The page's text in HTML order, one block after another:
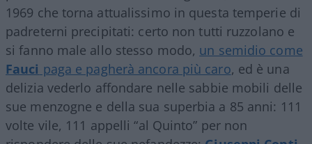
1969 che torna attualissimo in questa temperie di
padreterni precipitati: certo non tutti ruzzolano e
si fanno male allo stesso modo, un semidio come
Fauci paga e pagherà ancora più caro, ed è una
delizia vederlo affondare nelle sabbie mobili delle
sue menzogne e della sua superbia a 85 anni: 111
volte vile, 111 appelli “al Quinto” per non